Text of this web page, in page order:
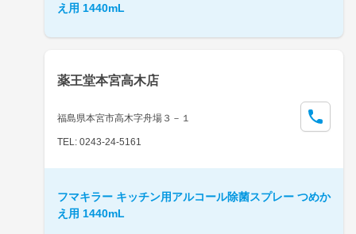
え用 1440mL
薬王堂本宮高木店
福島県本宮市高木字舟場３－１
TEL: 0243-24-5161
フマキラー キッチン用アルコール除菌スプレー つめか
え用 1440mL